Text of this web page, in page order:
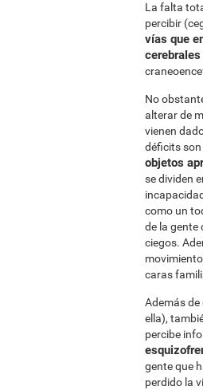
La falta
percibir
vías que
cerebrales
No
alterar de
vienen
déficits
objetos
se dividen
como un
de la gente
ciegos.
caras
Además
ella),
percibe
gente que
perdido la